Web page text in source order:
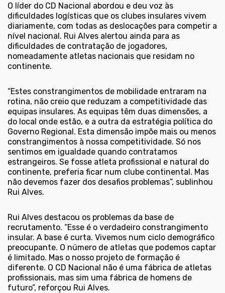
O líder do CD Nacional abordou e deu voz às
dificuldades logísticas que os clubes insulares vivem
diariamente, com todas as deslocações para competir a
nível nacional. Rui Alves alertou ainda para as
dificuldades de contratação de jogadores,
nomeadamente atletas nacionais que residam no
continente.
“Estes constrangimentos de mobilidade entraram na
rotina, não creio que reduzam a competitividade das
equipas insulares. As equipas têm duas dimensões, a
do local onde estão, e a outra da estratégia política do
Governo Regional. Esta dimensão impõe mais ou menos
constrangimentos à nossa competitividade. Só nos
sentimos em igualdade quando contratamos
estrangeiros. Se fosse atleta profissional e natural do
continente, preferia ficar num clube continental. Mas
não devemos fazer dos desafios problemas”, sublinhou
Rui Alves.
Rui Alves destacou os problemas da base de
recrutamento. “Esse é o verdadeiro constrangimento
insular. A base é curta. Vivemos num ciclo demográfico
preocupante. O número de atletas que podemos captar
é limitado. Mas o nosso projeto de formação é
diferente. O CD Nacional não é uma fábrica de atletas
profissionais, mas sim uma fábrica de homens de
futuro”, reforçou Rui Alves.